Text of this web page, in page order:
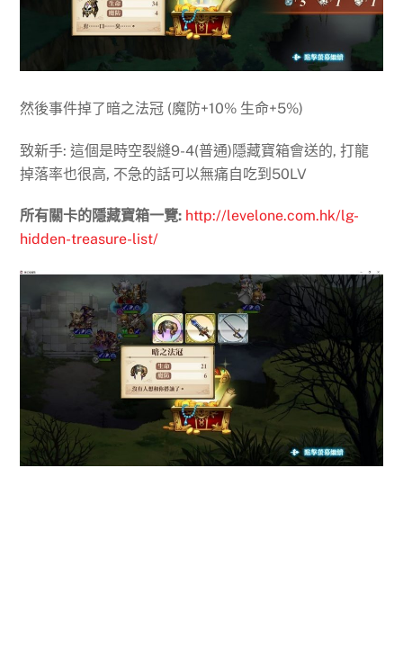
然後事件掉了暗之法冠 (魔防+10% 生命+5%)
致新手: 這個是時空裂縫9-4(普通)隱藏寶箱會送的, 打龍
掉落率也很高, 不急的話可以無痛自吃到50LV
所有關卡的隱藏寶箱一覽: http://levelone.com.hk/lg-
hidden-treasure-list/